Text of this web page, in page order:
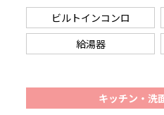
ビルトインコンロ
給湯器
キッチン・洗